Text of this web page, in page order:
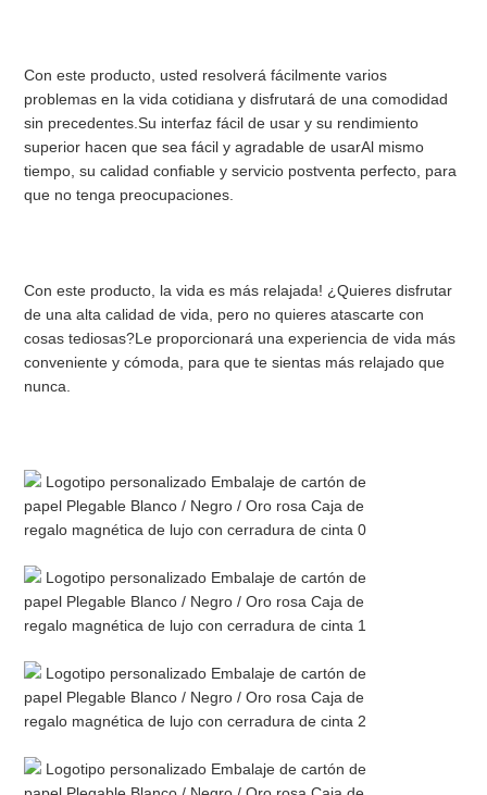
POLÍTICA
DE
PRIVACIDAD
Con este producto, usted resolverá fácilmente varios
problemas en la vida cotidiana y disfrutará de una comodidad
sin precedentes.Su interfaz fácil de usar y su rendimiento
superior hacen que sea fácil y agradable de usarAl mismo
tiempo, su calidad confiable y servicio postventa perfecto, para
que no tenga preocupaciones.
Con este producto, la vida es más relajada! ¿Quieres disfrutar
de una alta calidad de vida, pero no quieres atascarte con
cosas tediosas?Le proporcionará una experiencia de vida más
conveniente y cómoda, para que te sientas más relajado que
nunca.